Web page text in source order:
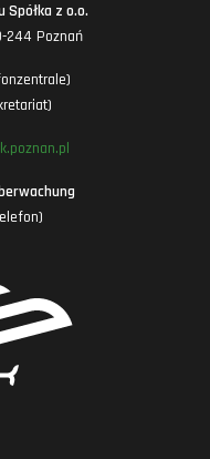
z o.o.
244 Poznań